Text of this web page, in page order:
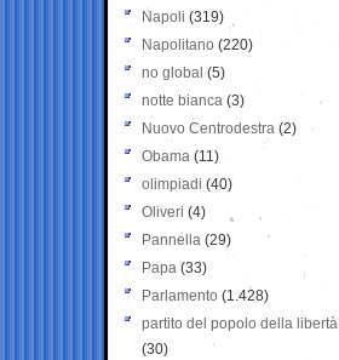
Napoli (319)
Napolitano (220)
no global (5)
notte bianca (3)
Nuovo Centrodestra (2)
Obama (11)
olimpiadi (40)
Oliveri (4)
Pannella (29)
Papa (33)
Parlamento (1.428)
partito del popolo della libertà
(30)